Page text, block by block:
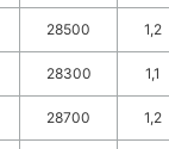
28500 1,2
28300 1,1
28700 1,2